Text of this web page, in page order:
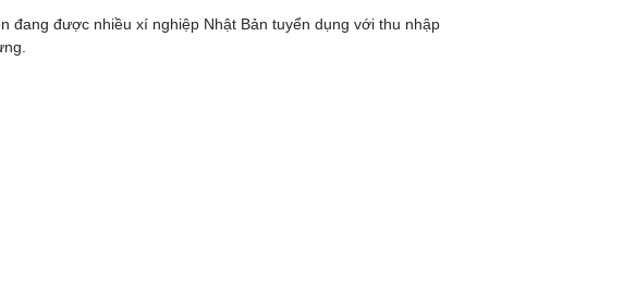
đang được nhiều xí nghiệp Nhật Bản tuyển dụng với thu nhập